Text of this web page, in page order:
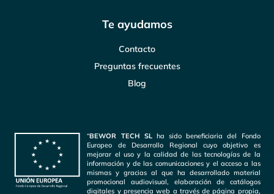
Te ayudamos
Contacto
Preguntas frecuentes
Blog
“BEWOR TECH SLha sido beneficiaria del Fondo
Europeo de Desarrollo Regional cuyo objetivo es
mejorar el uso y la calidad de las tecnologías de la
información y de las comunicaciones y el acceso a las
mismas y gracias al que ha desarrollado material
promocional audiovisual, elaboración de catálogos
digitales y presencia web a través de página propia,